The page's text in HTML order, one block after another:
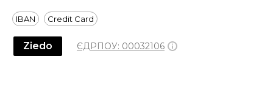
IBAN Credit Card
Ziedo ЄДРПОУ: 00032106